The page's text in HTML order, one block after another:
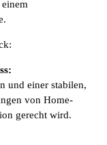
und einer stabilen,
von Home-
gerecht wird.